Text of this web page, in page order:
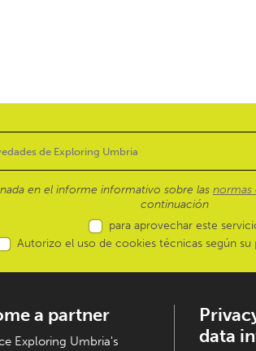
en el informe informativo sobre las normas
continuación
para aprovechar este
Autorizo el uso de cookies técnicas según su
a partner
Exploring Umbria's
data